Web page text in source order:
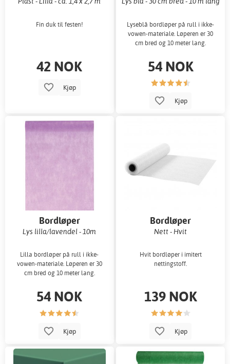
Fin duk til festen!
42 NOK
Kjøp
Lyseblå bordløper på rull i ikke-
vowen-materiale. Løperen er 30
cm bred og 10 meter lang.
54 NOK
Kjøp
Bordløper
Lys lilla/lavendel - 10m
Lilla bordløper på rull i ikke-
vowen-materiale. Løperen er 30
cm bred og 10 meter lang.
54 NOK
Kjøp
Bordløper
Nett - Hvit
Hvit bordløper i imitert
nettingstoff.
139 NOK
Kjøp